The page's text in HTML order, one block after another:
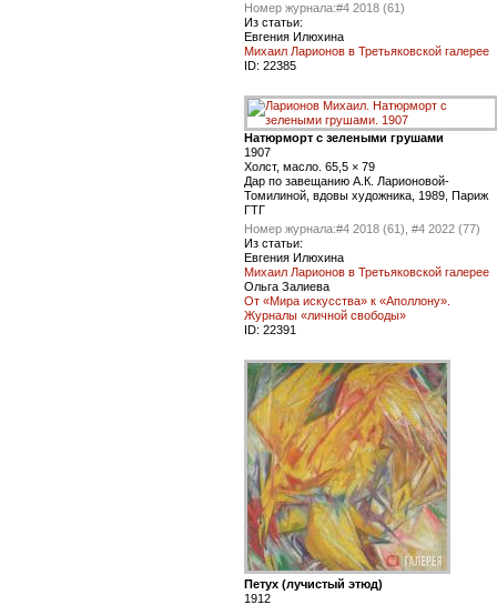
Номер журнала:#4 2018 (61)
Из статьи:
Евгения Илюхина
Михаил Ларионов в Третьяковской галерее
ID: 22385
Натюрморт с зелеными грушами
1907
Холст, масло. 65,5 × 79
Дар по завещанию А.К. Ларионовой-
Томилиной, вдовы художника, 1989, Париж
ГТГ
Номер журнала:#4 2018 (61), #4 2022 (77)
Из статьи:
Евгения Илюхина
Михаил Ларионов в Третьяковской галерее
Ольга Залиева
От «Мира искусства» к «Аполлону».
Журналы «личной свободы»
ID: 22391
Петух (лучистый этюд)
1912